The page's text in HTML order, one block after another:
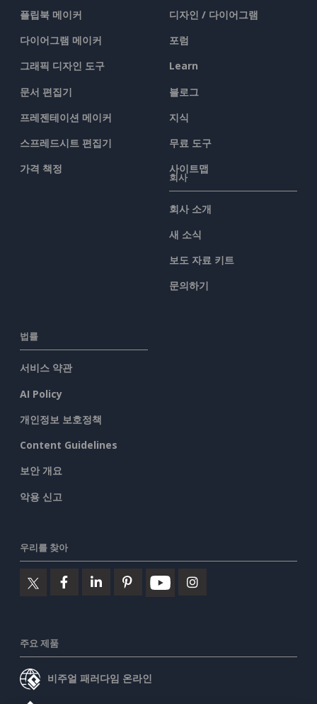
플립북 메이커
다이어그램 메이커
그래픽 디자인 도구
문서 편집기
프레젠테이션 메이커
스프레드시트 편집기
가격 책정
디자인 / 다이어그램
포럼
Learn
블로그
지식
무료 도구
사이트맵
회사
회사 소개
새 소식
보도 자료 키트
문의하기
법률
서비스 약관
AI Policy
개인정보 보호정책
Content Guidelines
보안 개요
악용 신고
우리를 찾아
주요 제품
비주얼 패러다임 온라인